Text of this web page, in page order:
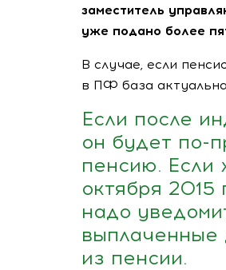
заместитель
уже подано более
В случае, если
в ПФ база
Если после
он будет по-
пенсию. Если
октября 2015
надо
из пенсии.